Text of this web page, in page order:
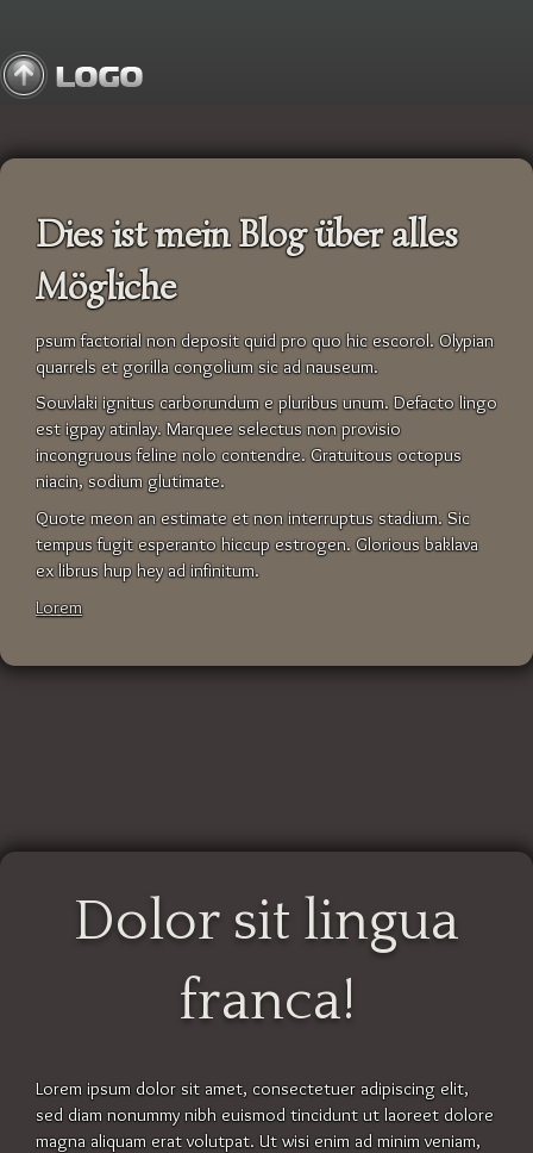
Dies ist mein Blog über alles
Mögliche
psum factorial non deposit quid pro quo hic escorol. Olypian
quarrels et gorilla congolium sic ad nauseum.
Souvlaki ignitus carborundum e pluribus unum. Defacto lingo
est igpay atinlay. Marquee selectus non provisio
incongruous feline nolo contendre. Gratuitous octopus
niacin, sodium glutimate.
Quote meon an estimate et non interruptus stadium. Sic
tempus fugit esperanto hiccup estrogen. Glorious baklava
ex librus hup hey ad infinitum.
Lorem
Dolor sit lingua
franca!
Lorem ipsum dolor sit amet, consectetuer adipiscing elit,
sed diam nonummy nibh euismod tincidunt ut laoreet dolore
magna aliquam erat volutpat. Ut wisi enim ad minim veniam,